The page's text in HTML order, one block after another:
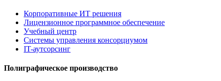
Корпоративные ИТ решения
Лицензионное программное обеспечение
Учебный центр
Системы управления консорциумом
IT-аутсорсинг
Полиграфическое производство